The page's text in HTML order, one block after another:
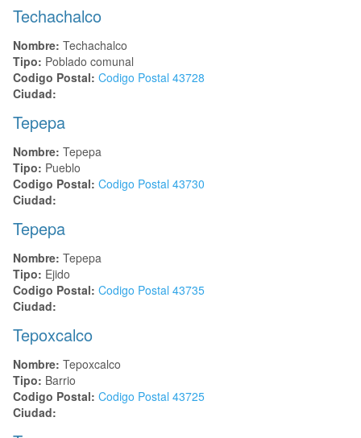
Techachalco
Nombre: Techachalco
Tipo: Poblado comunal
Codigo Postal: Codigo Postal 43728
Ciudad:
Tepepa
Nombre: Tepepa
Tipo: Pueblo
Codigo Postal: Codigo Postal 43730
Ciudad:
Tepepa
Nombre: Tepepa
Tipo: Ejido
Codigo Postal: Codigo Postal 43735
Ciudad:
Tepoxcalco
Nombre: Tepoxcalco
Tipo: Barrio
Codigo Postal: Codigo Postal 43725
Ciudad: